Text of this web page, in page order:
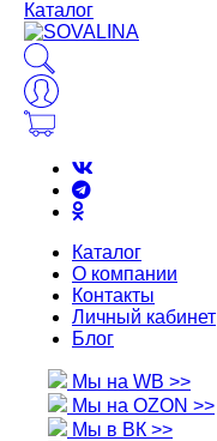
Каталог
Каталог
О компании
Контакты
Личный кабинет
Блог
Мы на WB >>
Мы на OZON >>
Мы в ВК >>